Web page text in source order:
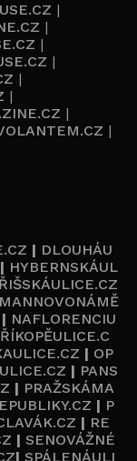
|
|
|
|
|
|
|
|
| DLOUHÁU
| HYBERNSKÁUL
| NAFLORENCIU
| OP
| PANS
| PRAŽSKÁMA
| P
| RE
| SENOVÁŽNÉ
| SPÁLENÁULI